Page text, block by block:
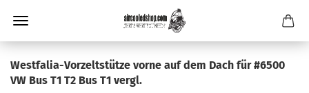
Westfalia-Vorzeltstütze vorne auf dem Dach für #6500
VW Bus T1 T2 Bus T1 vergl.